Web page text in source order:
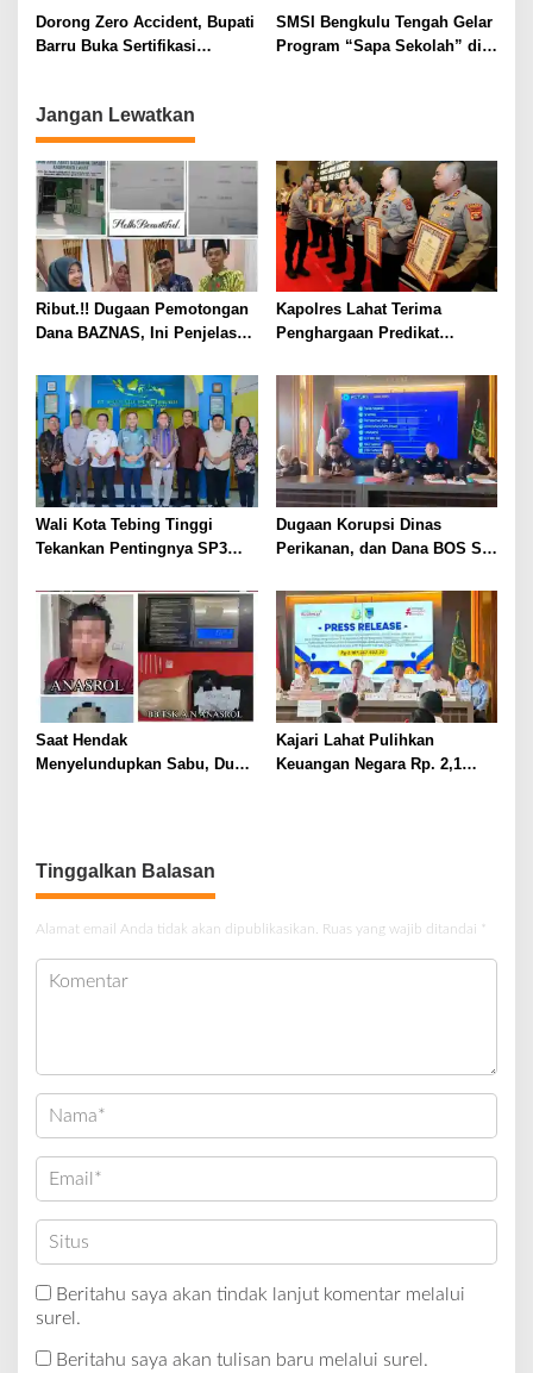
Dorong Zero Accident, Bupati
Barru Buka Sertifikasi
SMSI Bengkulu Tengah Gelar
Program “Sapa Sekolah” di
Jangan Lewatkan
Ribut.!! Dugaan Pemotongan
Dana BAZNAS, Ini Penjelasan
Kapolres Lahat Terima
Penghargaan Predikat
Sumsel Tahun 2026
Wali Kota Tebing Tinggi
Tekankan Pentingnya SP3
Dugaan Korupsi Dinas
Perikanan, dan Dana BOS SD
Terus Dipertajam Kajari Lahat
Saat Hendak
Menyelundupkan Sabu, Dua
Kajari Lahat Pulihkan
Keuangan Negara Rp. 2,1
Tinggalkan Balasan
Alamat email Anda tidak akan dipublikasikan. Ruas yang wajib ditandai *
Beritahu saya akan tindak lanjut komentar melalui
surel.
Beritahu saya akan tulisan baru melalui surel.